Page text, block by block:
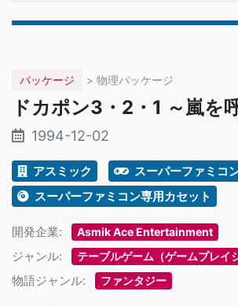
パッケージ > 物理パッケージ
ドカポン3・2・1 ～嵐を
1994-12-02
アスミック
スーパーファミコ
スーパーファミコン専用カセット
開発企業: Asmik Ace Entertainment
ジャンル: テーブルゲーム（ゲームプレイ
物語ジャンル: ファンタジー